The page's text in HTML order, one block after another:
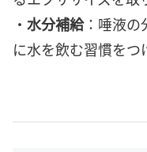
・ 水分補給：唾液の
に水を飲む習慣をつ